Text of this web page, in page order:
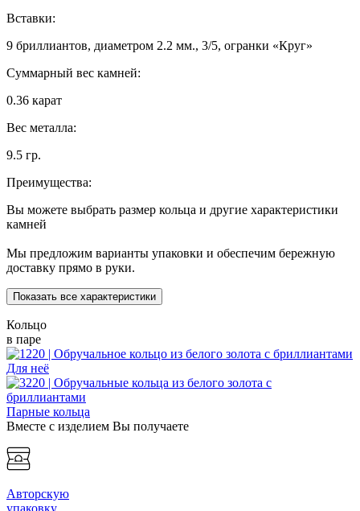
Вставки:
9 бриллиантов, диаметром 2.2 мм., 3/5, огранки «Круг»
Суммарный вес камней:
0.36 карат
Вес металла:
9.5 гр.
Преимущества:
Вы можете выбрать размер кольца и другие характеристики
камней
Мы предложим варианты упаковки и обеспечим бережную
доставку прямо в руки.
Показать все характеристики
Кольцо
в паре
Для неё
Парные кольца
Вместе с изделием Вы получаете
Авторскую
упаковку